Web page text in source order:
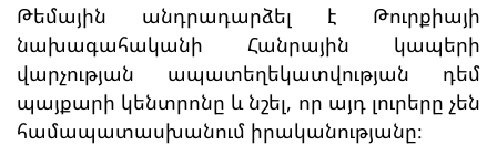
Թեմային անդրադարձել է Թուրքիայի
նախագահականի Հանրային կապերի
վարչության ապատեղեկատվության դեմ
պայքարի կենտրոնը և նշել, որ այդ լուրերը չեն
համապատասխանում իրականությանը։